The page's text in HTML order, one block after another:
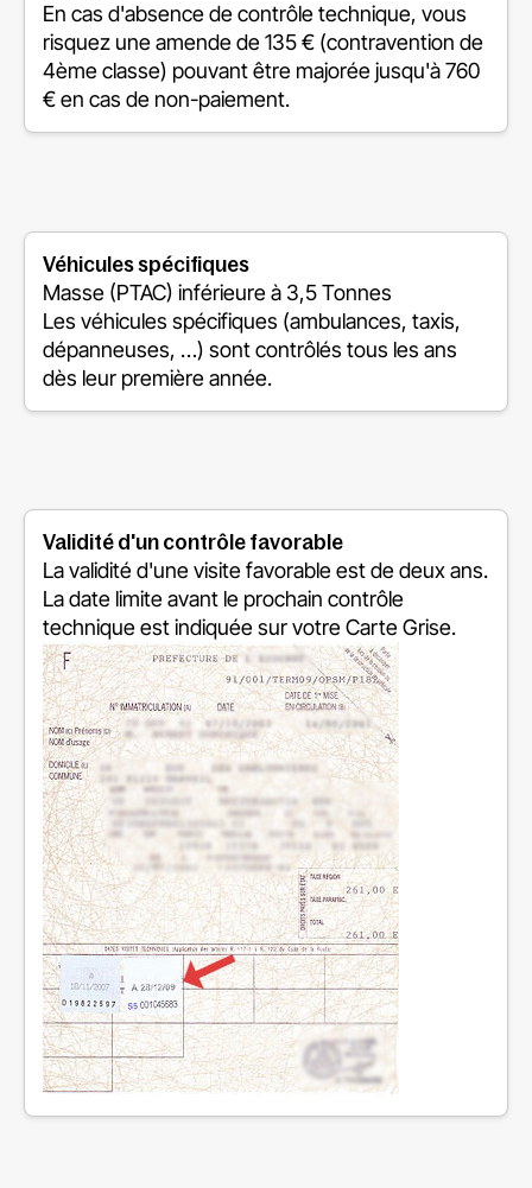
En cas d'absence de contrôle technique, vous
risquez une amende de 135 € (contravention de
4ème classe) pouvant être majorée jusqu'à 760
€ en cas de non-paiement.
Véhicules spécifiques
Masse (PTAC) inférieure à 3,5 Tonnes
Les véhicules spécifiques (ambulances, taxis,
dépanneuses, …) sont contrôlés tous les ans
dès leur première année.
Validité d'un contrôle favorable
La validité d'une visite favorable est de deux ans.
La date limite avant le prochain contrôle
technique est indiquée sur votre Carte Grise.